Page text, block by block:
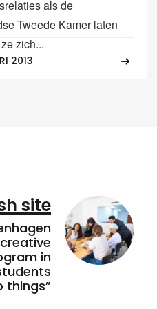
als de
Tweede Kamer laten
zich...
2013
site
in
things”